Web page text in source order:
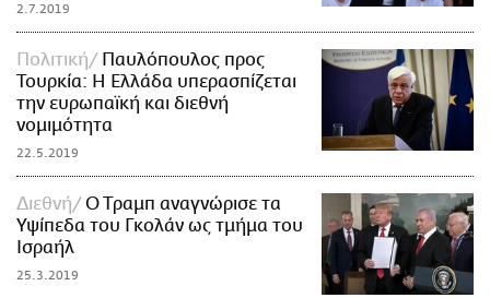
2.7.2019
Πολιτική
Παυλόπουλος προς
Τουρκία: Η Ελλάδα υπερασπίζεται
την ευρωπαϊκή και διεθνή
νομιμότητα
22.5.2019
Διεθνή
O Tραμπ αναγνώρισε τα
Υψίπεδα του Γκολάν ως τμήμα του
Ισραήλ
25.3.2019